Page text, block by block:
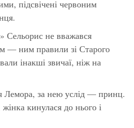
підсвічені червоним
Сельорис не вважався
— ним правили зі Старого
інакші звичаї, ніж на
Лемора, за нею услід — принц.
кинулася до нього і